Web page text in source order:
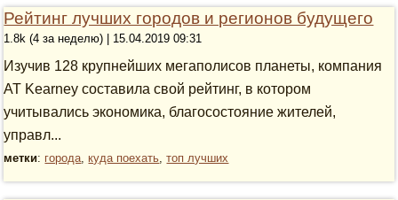
Рейтинг лучших городов и регионов будущего
1.8k (4 за неделю) | 15.04.2019 09:31
Изучив 128 крупнейших мегаполисов планеты, компания
АТ Kearney составила свой рейтинг, в котором
учитывались экономика, благосостояние жителей,
управл...
метки: города,куда поехать,топ лучших